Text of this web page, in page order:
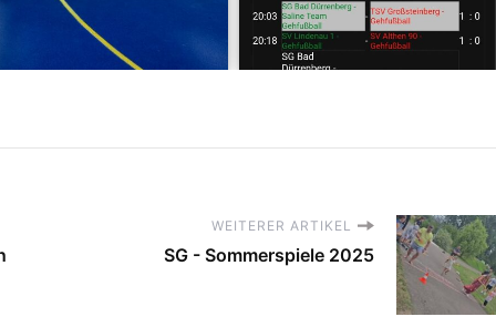
WEITERER ARTIKEL
SG - Sommerspiele 2025